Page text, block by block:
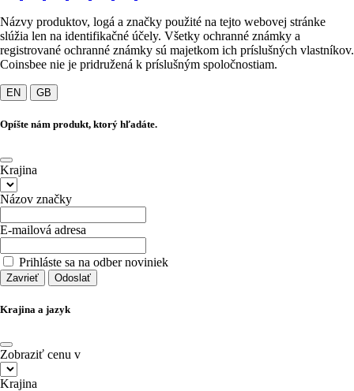
Názvy produktov, logá a značky použité na tejto webovej stránke
slúžia len na identifikačné účely. Všetky ochranné známky a
registrované ochranné známky sú majetkom ich príslušných vlastníkov.
Coinsbee nie je pridružená k príslušným spoločnostiam.
EN GB
Opíšte nám produkt, ktorý hľadáte.
Krajina
Názov značky
E-mailová adresa
Prihláste sa na odber noviniek
Zavrieť Odoslať
Krajina a jazyk
Zobraziť cenu v
Krajina